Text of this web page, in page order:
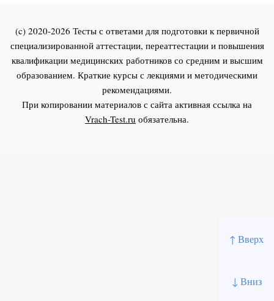
↑ Вверх
↓ Вниз
(c) 2020-2026 Тесты с ответами для подготовки к первичной
специализированной аттестации, переаттестации и повышения
квалификации медицинских работников со средним и высшим
образованием. Краткие курсы с лекциями и методическими
рекомендациями.
При копировании материалов с сайта активная ссылка на
Vrach-Test.ru обязательна.